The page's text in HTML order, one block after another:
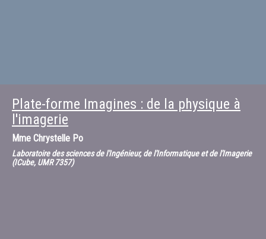
Plate-forme Imagines : de la physique à
l'imagerie
Mme Chrystelle Po
Laboratoire des sciences de l'Ingénieur, de l'Informatique et de l'Imagerie
(ICube, UMR 7357)